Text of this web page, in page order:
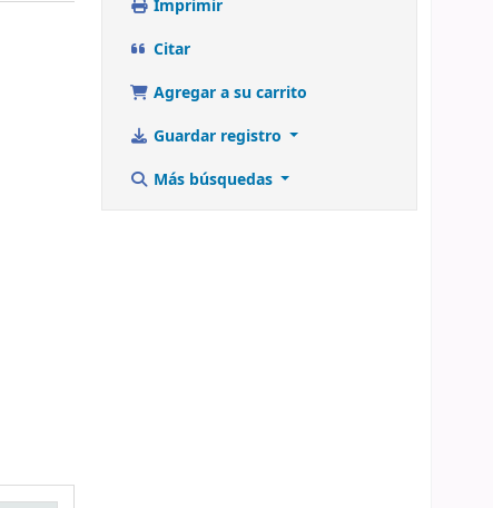
Imprimir
Citar
Agregar a su carrito
Guardar registro
Más búsquedas